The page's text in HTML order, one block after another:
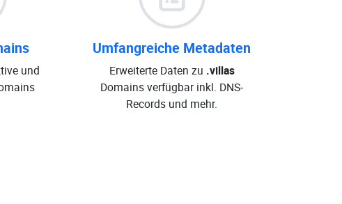
und
Umfangreiche Metadaten
Erweiterte Daten zu .villas
Domains verfügbar inkl. DNS-
Records und mehr.